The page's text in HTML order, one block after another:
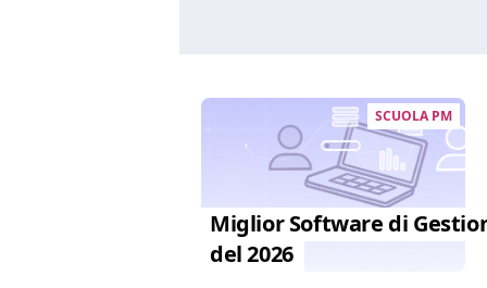
SCUOLA PM
Miglior Software di
del 2026